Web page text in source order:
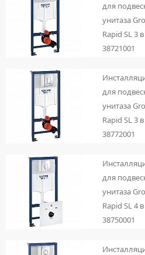
для
унитаза
Rapid SL 3 в
38721001
для
унитаза
Rapid SL 3 в
38772001
для
унитаза
Rapid SL 4 в
38750001